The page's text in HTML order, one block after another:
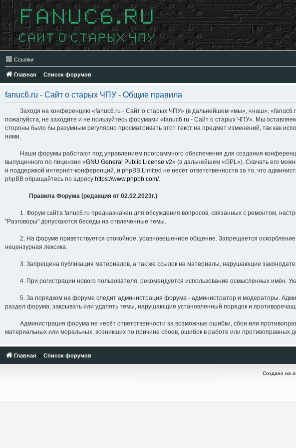
Ссылки
Главная Список форумов
fanuc6.ru - Сайт о старых ЧПУ - Общие правила
Заходя на конференцию «fanuc6.ru - Сайт о старых ЧПУ» (в дальнейшем «мы», «наш», «fanuc6.ru
пожалуйста, не заходите и не пользуйтесь форумами «fanuc6.ru - Сайт о старых ЧПУ». Мы
стороны было бы разумным регулярно просматривать этот текст на предмет изменений, так как
ними.
Наши форумы работают под управлением программного обеспечения для создания
выпущенного по лицензии «GNU General Public License v2» (в дальнейшем «GPL»). Скачать его
и поддержкой интернет-конференций, и phpBB Limited не несёт ответственности за то, что
phpBB обращайтесь по адресу https://www.phpbb.com/.
Правила Форума (редакция от 02.02.2023г.)
1. Форум сайта fanuc6.ru предназначен для обсуждения вопросов, связанных с ремонтом,
"Разговоры" допускаются беседы на отвлеченные темы.
2. На форуме приветствуется спокойное, уравновешенное общение. Запрещается оскорбление
нецензурная лексика.
3. Запрещена публикация материалов, а так же ссылок на материалы, нарушающие
4. При регистрации нового пользователя, рекомендуется использование осмысленных имён.
5. За порядком на форуме следит администрация форума - администратор и модераторы.
раздел форума, закрывать или удалять темы, нарушающие установленный порядок и
Администрация форума не несёт ответственности за возможные ошибки, сбои или
материальных или моральных, возникших по причине сбоев, ошибок в работе или противоправных
Главная Список форумов
Создано на